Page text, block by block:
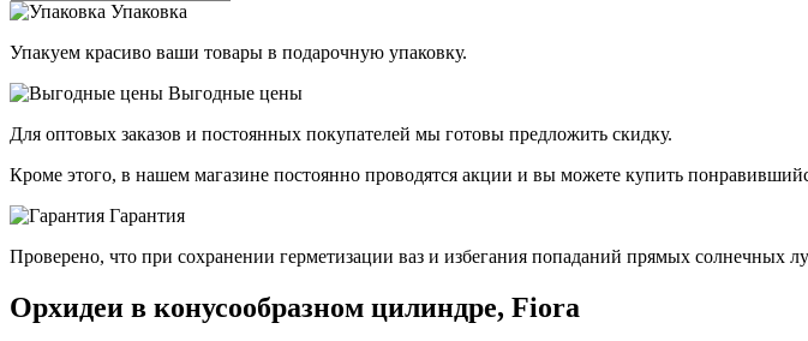
Упаковка
Упакуем красиво ваши товары в подарочную упаковку.
Выгодные цены
Для оптовых заказов и постоянных покупателей мы готовы предложить скидку.
Кроме этого, в нашем магазине постоянно проводятся акции и вы можете купить
Гарантия
Проверено, что при сохранении герметизации ваз и избегания попаданий прямых солнечных
Орхидеи в конусообразном цилиндре, Fiora